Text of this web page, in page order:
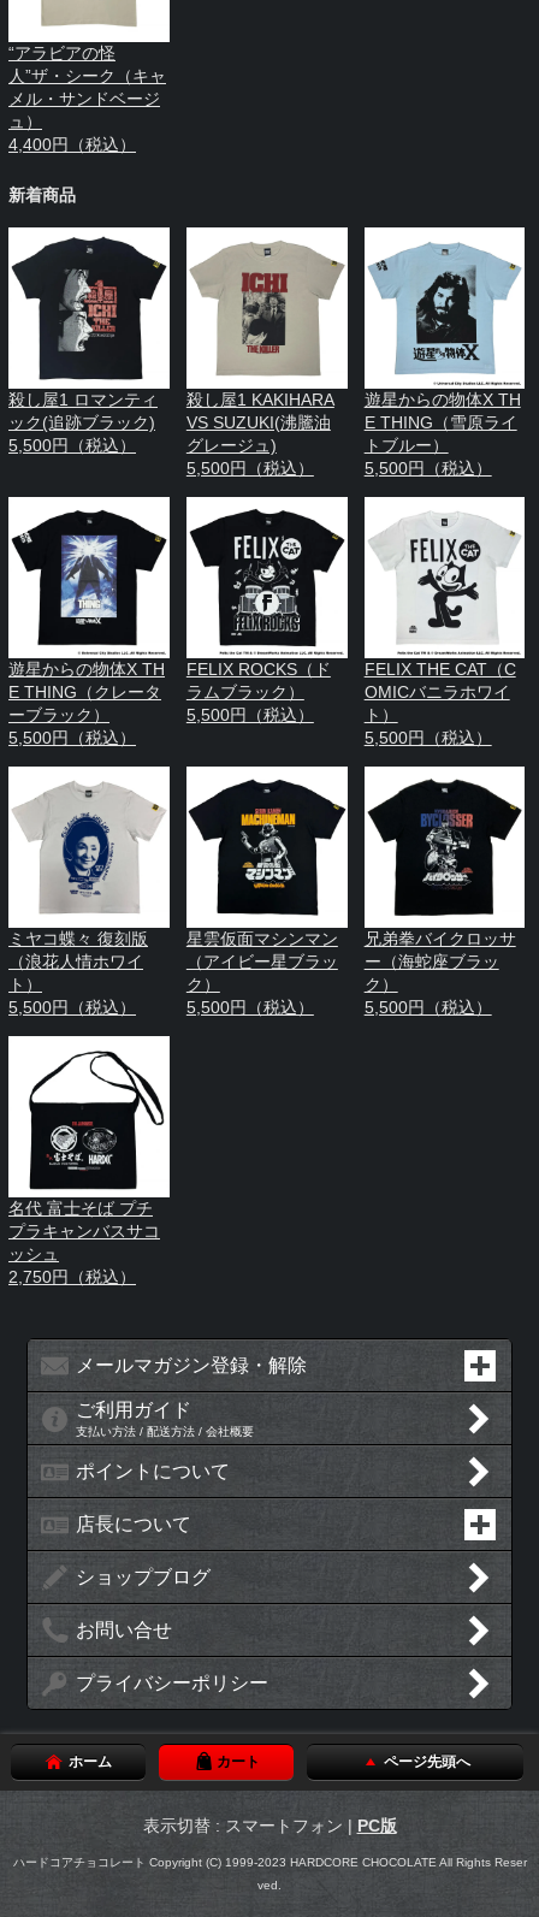
“アラビアの怪
人”ザ・シーク（キャ
メル・サンドベージ
ュ）
4,400円（税込）
新着商品
殺し屋1 ロマンティ
ック(追跡ブラック)
5,500円（税込）
殺し屋1 KAKIHARA
VS SUZUKI(沸騰油
グレージュ)
5,500円（税込）
遊星からの物体X TH
E THING（雪原ライ
トブルー）
5,500円（税込）
遊星からの物体X TH
E THING（クレータ
ーブラック）
5,500円（税込）
FELIX ROCKS（ド
ラムブラック）
5,500円（税込）
FELIX THE CAT（C
OMICバニラホワイ
ト）
5,500円（税込）
ミヤコ蝶々 復刻版
（浪花人情ホワイ
ト）
5,500円（税込）
星雲仮面マシンマン
（アイビー星ブラッ
ク）
5,500円（税込）
兄弟拳バイクロッサ
ー（海蛇座ブラッ
ク）
5,500円（税込）
名代 富士そば プチ
プラキャンバスサコ
ッシュ
2,750円（税込）
メールマガジン登録・解除
ご利用ガイド
支払い方法 / 配送方法 / 会社概要
ポイントについて
店長について
ショップブログ
お問い合せ
プライバシーポリシー
ホーム カート ページ先頭へ
表示切替 : スマートフォン | PC版
ハードコアチョコレート Copyright (C) 1999-2023 HARDCORE CHOCOLATE All Rights Reser
ved.